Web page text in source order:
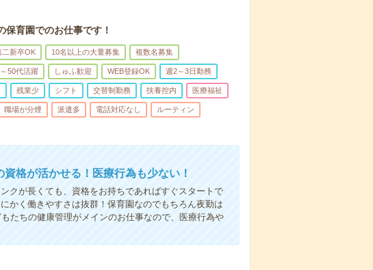
保育園でのお仕事です！
二新卒OK 10名以上の大量募集 複数名募集
50代活躍 しゅふ歓迎 WEB登録OK 週2～3日勤務
残業少 シフト 交替制勤務 扶養控内 医療福祉
職場が分煙 派遣多 電話対応なし ルーティン
格が活かせる！医療行為も少ない！
が長くても、資格をお持ちであればすぐスタートで
く働きやすさは抜群！保育園なのでもちろん夜勤は
たちの健康管理がメインのお仕事なので、医療行為や